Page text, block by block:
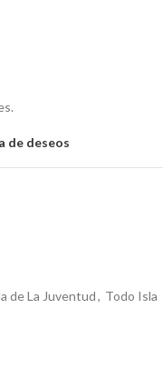
de deseos
de La Juventud, Todo Isla